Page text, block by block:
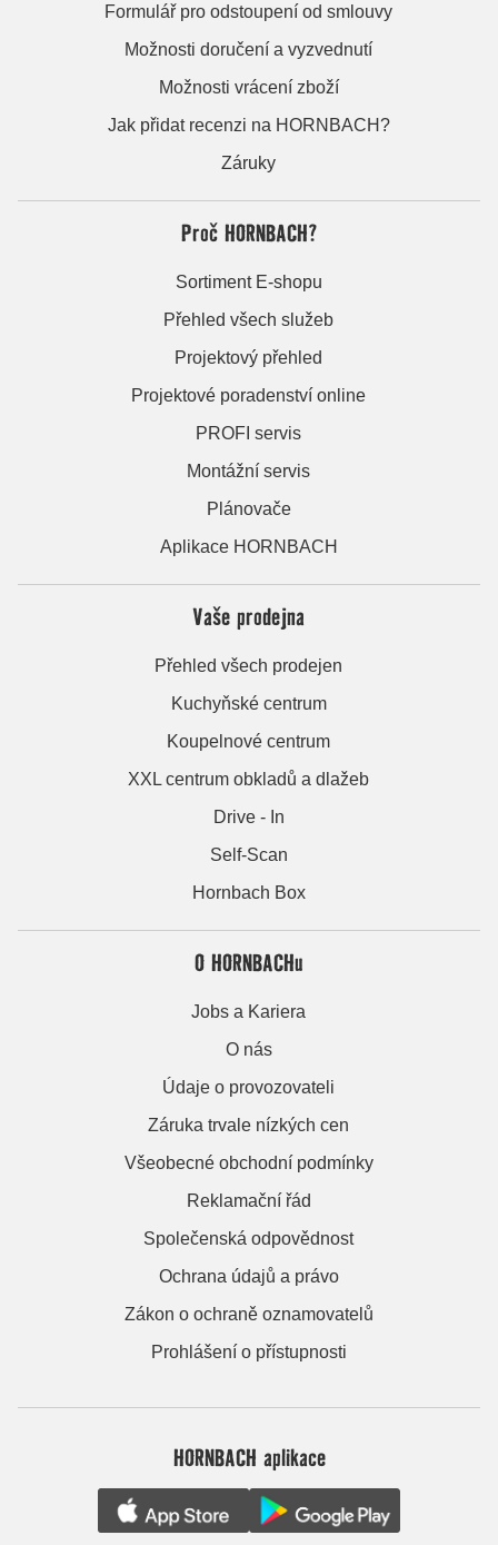
Formulář pro odstoupení od smlouvy
Možnosti doručení a vyzvednutí
Možnosti vrácení zboží
Jak přidat recenzi na HORNBACH?
Záruky
Proč HORNBACH?
Sortiment E-shopu
Přehled všech služeb
Projektový přehled
Projektové poradenství online
PROFI servis
Montážní servis
Plánovače
Aplikace HORNBACH
Vaše prodejna
Přehled všech prodejen
Kuchyňské centrum
Koupelnové centrum
XXL centrum obkladů a dlažeb
Drive - In
Self-Scan
Hornbach Box
O HORNBACHu
Jobs a Kariera
O nás
Údaje o provozovateli
Záruka trvale nízkých cen
Všeobecné obchodní podmínky
Reklamační řád
Společenská odpovědnost
Ochrana údajů a právo
Zákon o ochraně oznamovatelů
Prohlášení o přístupnosti
HORNBACH aplikace